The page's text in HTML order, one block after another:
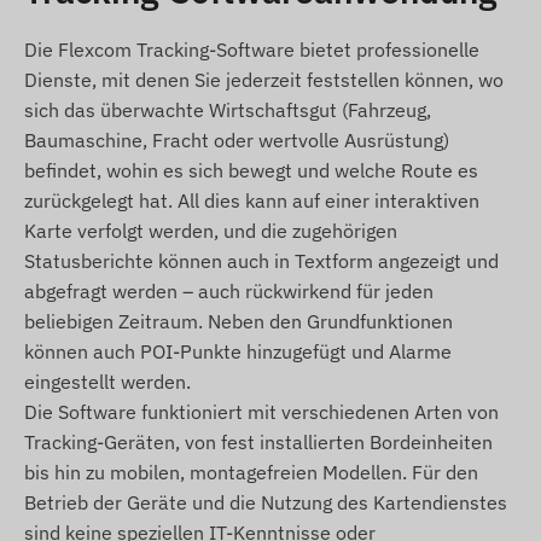
SIM-Nadel
SIM-Adapter
Tragetasche
Betriebsbedingungen
Für den normalen Betrieb des Geräts ist eine
aktive Verbindung zu Satellitenortungssystemen
und den Netzwerken der Mobilfunkanbieter
erforderlich. Diese gewährleisten die
Datenerfassung und -übertragung sowie die
Kommunikation mit dem Telefon des Besitzers
oder bei Verwendung von Tracking-Software mit
dem zentralen Datenerfassungs- und
Verarbeitungssystem. Das Gerät kommuniziert
über die Netzwerke der Mobilfunkanbieter mittels
der eingelegten (austauschbaren) SIM-Karte.
Die Flexcom Tracking-Software bietet professionelle
Dienste, mit denen Sie jederzeit feststellen können, wo
sich das überwachte Wirtschaftsgut (Fahrzeug,
Baumaschine, Fracht oder wertvolle Ausrüstung)
befindet, wohin es sich bewegt und welche Route es
zurückgelegt hat. All dies kann auf einer interaktiven
Karte verfolgt werden, und die zugehörigen
Statusberichte können auch in Textform angezeigt und
abgefragt werden – auch rückwirkend für jeden
beliebigen Zeitraum. Neben den Grundfunktionen
können auch POI-Punkte hinzugefügt und Alarme
eingestellt werden.
Die Software funktioniert mit verschiedenen Arten von
Tracking-Geräten, von fest installierten Bordeinheiten
bis hin zu mobilen, montagefreien Modellen. Für den
Betrieb der Geräte und die Nutzung des Kartendienstes
sind keine speziellen IT-Kenntnisse oder